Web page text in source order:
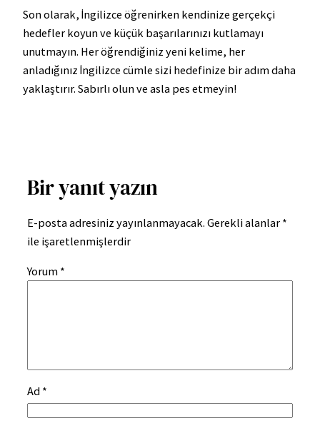
Son olarak, İngilizce öğrenirken kendinize gerçekçi
hedefler koyun ve küçük başarılarınızı kutlamayı
unutmayın. Her öğrendiğiniz yeni kelime, her
anladığınız İngilizce cümle sizi hedefinize bir adım daha
yaklaştırır. Sabırlı olun ve asla pes etmeyin!
Bir yanıt yazın
E-posta adresiniz yayınlanmayacak. Gerekli alanlar *
ile işaretlenmişlerdir
Yorum *
Ad *